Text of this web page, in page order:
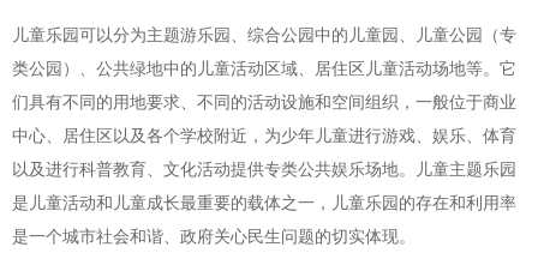
儿童乐园可以分为主题游乐园、综合公园中的儿童园、儿童公园（专
类公园）、公共绿地中的儿童活动区域、居住区儿童活动场地等。它
们具有不同的用地要求、不同的活动设施和空间组织，一般位于商业
中心、居住区以及各个学校附近，为少年儿童进行游戏、娱乐、体育
以及进行科普教育、文化活动提供专类公共娱乐场地。儿童主题乐园
是儿童活动和儿童成长最重要的载体之一，儿童乐园的存在和利用率
是一个城市社会和谐、政府关心民生问题的切实体现。